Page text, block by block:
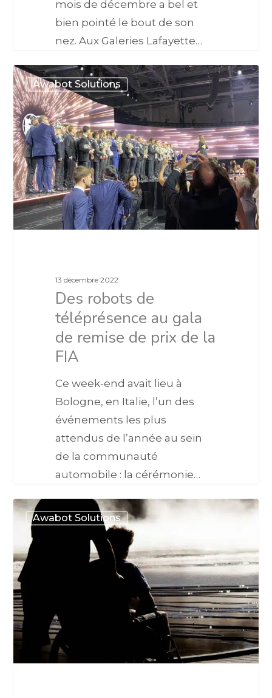
mois de décembre a bel et
bien pointé le bout de son
nez. Aux Galeries Lafayette…
Awabot Solutions
13 décembre 2022
Des robots de
téléprésence au gala
de remise de prix de la
FIA
Ce week-end avait lieu à
Bologne, en Italie, l’un des
événements les plus
attendus de l’année au sein
de la communauté
automobile : la cérémonie…
Awabot Solutions